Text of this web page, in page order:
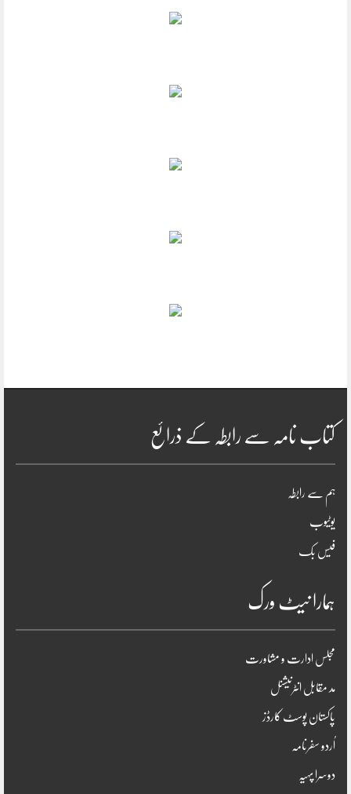
کتاب نامہ سے رابطہ کے ذرائع
ہم سے رابطہ
یوٹیوب
فیس بک
ہمارا نیٹ ورک
مجلس ادارت و مشاورت
مد مقابل انٹرنیشنل
پاکستان پوسٹ کارڈز
اُردو سفرنامہ
دوسرا پہیہ